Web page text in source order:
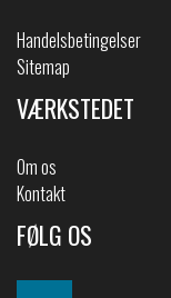
Handelsbetingelser
Sitemap
VÆRKSTEDET
Om os
Kontakt
FØLG OS